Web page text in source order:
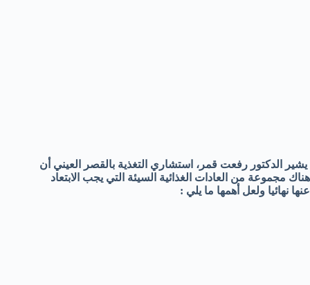
يشير الدكتور رفعت قمر، استشاري التغذية بالقصر العيني أن
هناك مجموعة من العادات الغذائية السيئة التي يجب الابتعاد
عنها نهائيا ولعل أهمها ما يلي :